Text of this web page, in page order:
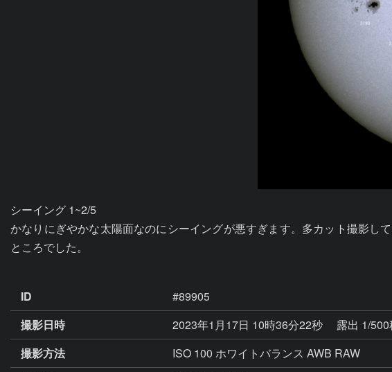
シーイング 1~2/5
かなりにぎやかな太陽面なのにシーイングが悪すぎます。多カット撮影し
ところでした。
ID
#89905
撮影日時
2023年1月17日 10時36分22秒
露出 1/
撮影方法
ISO 100 ホワイトバランス AWB RAW